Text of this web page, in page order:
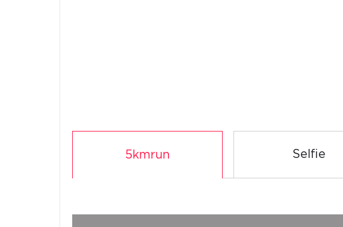
5kmrun Selfie